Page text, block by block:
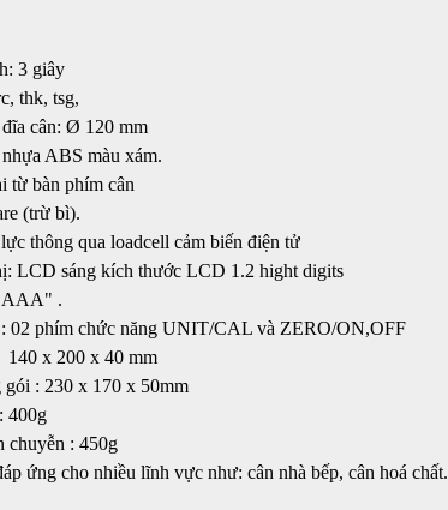
3 giây
thk, tsg,
cân: Ø 120 mm
ABS màu xám.
từ bàn phím cân
(trừ bì).
thông qua loadcell cảm biến điện tử
LCD sáng kích thước LCD 1.2 hight digits
.
: 02 phím chức năng UNIT/CAL và ZERO/ON,OFF
x 200 x 40 mm
: 230 x 170 x 50mm
400g
chuyễn : 450g
ứng cho nhiều lĩnh vực như: cân nhà bếp, cân hoá chất.